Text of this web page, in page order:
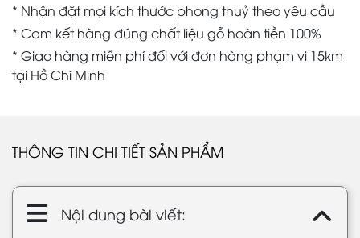
* Nhận đặt mọi kích thước phong thuỷ theo yêu cầu
* Cam kết hàng đúng chất liệu gỗ hoàn tiền 100%
* Giao hàng miễn phí đối với đơn hàng phạm vi 15km
tại Hồ Chí Minh
THÔNG TIN CHI TIẾT SẢN PHẨM
Nội dung bài viết: